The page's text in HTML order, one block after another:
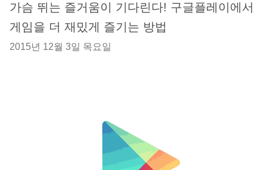
가슴 뛰는 즐거움이 기다린다! 구글플레이에서
게임을 더 재밌게 즐기는 방법
2015년 12월 3일 목요일